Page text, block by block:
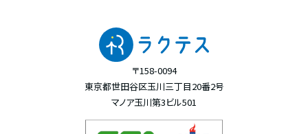
〒158-0094
東京都世田谷区玉川三丁目20番2号
マノア玉川第3ビル501